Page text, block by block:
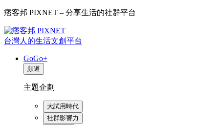
痞客邦 PIXNET – 分享生活的社群平台
台灣人的生活文創平台
GoGo+
頻道
主題企劃
大試用時代
社群影響力